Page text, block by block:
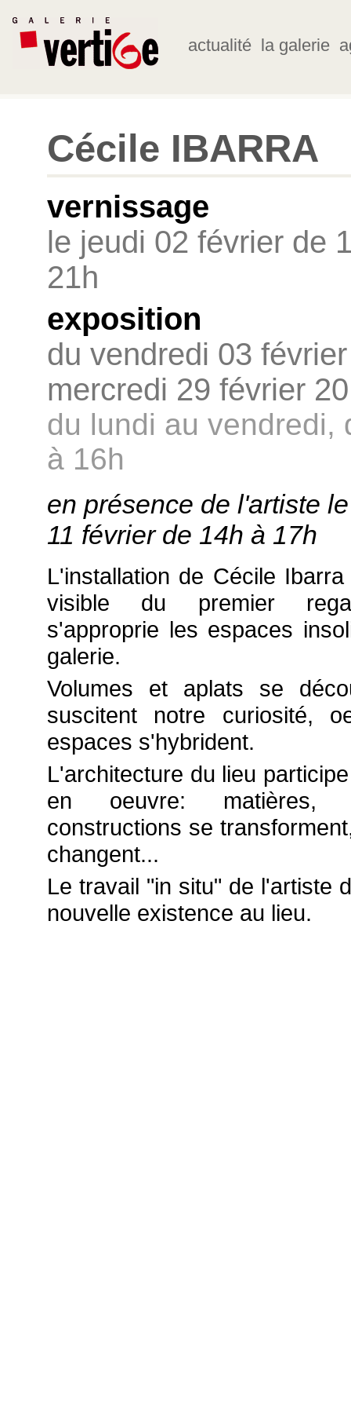
actualité la galerie
Cécile IBARRA
vernissage
le jeudi 02 février de
21h
exposition
du vendredi 03
mercredi 29 février
du lundi au vendredi,
à 16h
en présence de l'artiste
11 février de 14h à 17h
L'installation de Cécile
visible du premier
s'approprie les espaces
galerie.
Volumes et aplats se
suscitent notre curiosité,
espaces s'hybrident.
L'architecture du lieu
en oeuvre: matières,
constructions se
changent...
Le travail "in situ" de l'artiste
nouvelle existence au lieu.